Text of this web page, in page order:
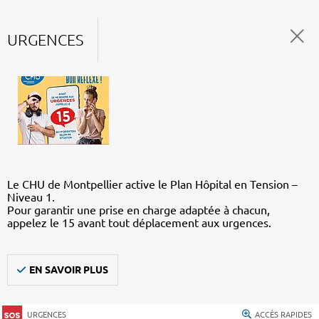
URGENCES
Le CHU de Montpellier active le Plan Hôpital en Tension –
Niveau 1.
Pour garantir une prise en charge adaptée à chacun,
appelez le 15 avant tout déplacement aux urgences.
EN SAVOIR PLUS
URGENCES ACCÈS RAPIDES